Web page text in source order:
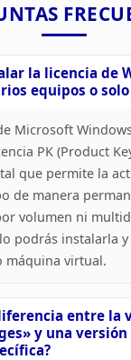
la licencia de
equipos o
Microsoft
PK (Product
que permite la
de manera
volumen ni
podrás instalarla
máquina virtual.
entre la
y una versión